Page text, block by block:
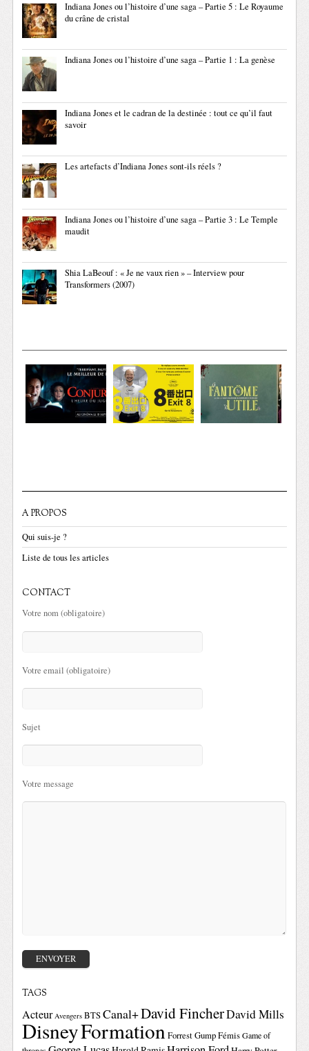
Indiana Jones ou l’histoire d’une saga – Partie 5 : Le Royaume
du crâne de cristal
Indiana Jones ou l’histoire d’une saga – Partie 1 : La genèse
Indiana Jones et le cadran de la destinée : tout ce qu’il faut
savoir
Les artefacts d’Indiana Jones sont-ils réels ?
Indiana Jones ou l’histoire d’une saga – Partie 3 : Le Temple
maudit
Shia LaBeouf : « Je ne vaux rien » – Interview pour
Transformers (2007)
A PROPOS
Qui suis-je ?
Liste de tous les articles
CONTACT
Votre nom (obligatoire)
Votre email (obligatoire)
Sujet
Votre message
TAGS
Acteur Avengers BTSCanal+David FincherDavid Mills
DisneyFormationForrest GumpFémis Game of